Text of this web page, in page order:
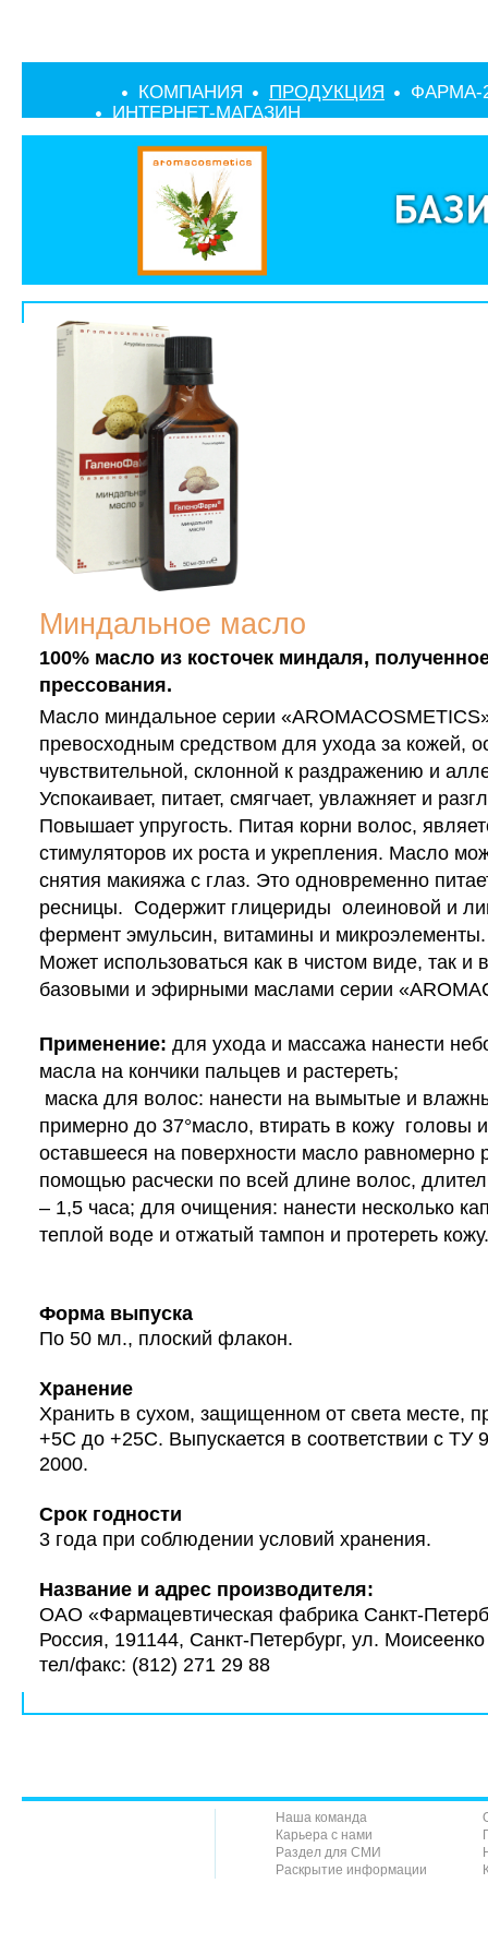
КОМПАНИЯ ПРОДУКЦИЯ
ФАРМА-
ИНТЕРНЕТ-МАГАЗИН
Миндальное масло
100% масло из косточек миндаля,
прессования.
Масло миндальное серии
превосходным средством для ухода за кожей,
чувствительной, склонной к раздражению и
Успокаивает, питает, смягчает, увлажняет и
Повышает упругость. Питая корни волос,
стимуляторов их роста и укрепления. Масло
снятия макияжа с глаз. Это одновременно
ресницы. Содержит глицериды олеиновой и
фермент эмульсин, витамины и
Может использоваться как в чистом виде, так и
базовыми и эфирными маслами серии
Применение: для ухода и массажа нанести
масла на кончики пальцев и растереть;
маска для волос: нанести на вымытые и
примерно до 37°масло, втирать в кожу головы
оставшееся на поверхности масло равномерно
помощью расчески по всей длине волос,
– 1,5 часа; для очищения: нанести несколько
теплой воде и отжатый тампон и протереть кожу.
Форма выпуска
По 50 мл., плоский флакон.
Хранение
Хранить в сухом, защищенном от света месте,
+5С до +25С. Выпускается в соответствии с ТУ
2000.
Срок годности
3 года при соблюдении условий хранения.
Название и адрес производителя:
ОАО «Фармацевтическая фабрика Санкт-
Россия, 191144, Санкт-Петербург, ул.
тел/факс: (812) 271 29 88
Наша команда
Карьера с нами
Раздел для СМИ
Раскрытие информации